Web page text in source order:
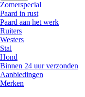
Zomerspecial
Paard in rust
Paard aan het werk
Ruiters
Westers
Stal
Hond
Binnen 24 uur verzonden
Aanbiedingen
Merken